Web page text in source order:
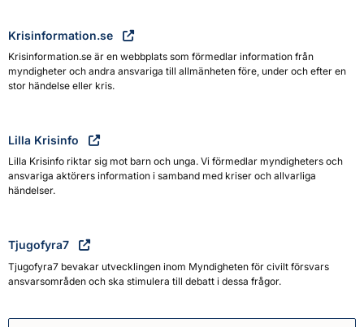
Krisinformation.se
Krisinformation.se är en webbplats som förmedlar information från
myndigheter och andra ansvariga till allmänheten före, under och efter en
stor händelse eller kris.
Lilla Krisinfo
Lilla Krisinfo riktar sig mot barn och unga. Vi förmedlar myndigheters och
ansvariga aktörers information i samband med kriser och allvarliga
händelser.
Tjugofyra7
Tjugofyra7 bevakar utvecklingen inom Myndigheten för civilt försvars
ansvarsområden och ska stimulera till debatt i dessa frågor.